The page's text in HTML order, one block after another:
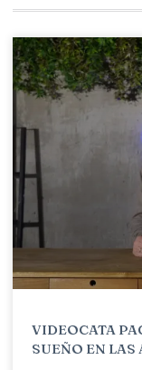
VIDEOCATA
SUEÑO EN LAS